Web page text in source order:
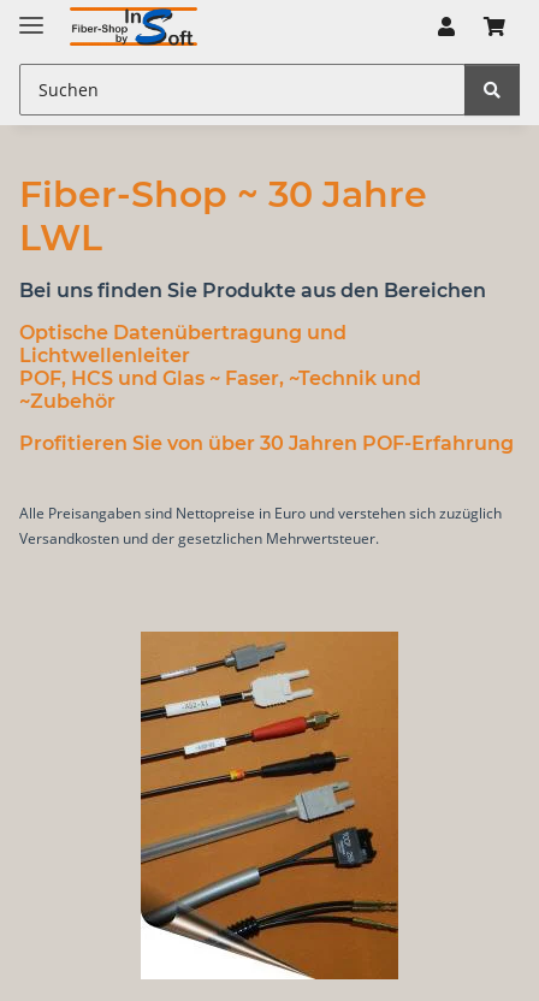
Fiber-Shop ~ 30 Jahre
LWL
Bei uns finden Sie Produkte aus den Bereichen
Optische Datenübertragung und
Lichtwellenleiter
POF, HCS und Glas ~ Faser, ~Technik und
~Zubehör
Profitieren Sie von über 30 Jahren POF-Erfahrung
Alle Preisangaben sind Nettopreise in Euro und verstehen sich zuzüglich
Versandkosten und der gesetzlichen Mehrwertsteuer.